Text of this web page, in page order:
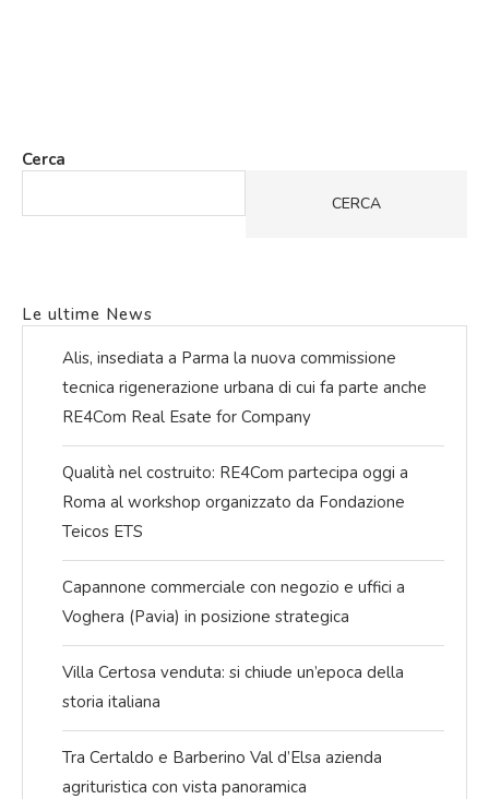
Cerca
CERCA
Le ultime News
Alis, insediata a Parma la nuova commissione
tecnica rigenerazione urbana di cui fa parte anche
RE4Com Real Esate for Company
Qualità nel costruito: RE4Com partecipa oggi a
Roma al workshop organizzato da Fondazione
Teicos ETS
Capannone commerciale con negozio e uffici a
Voghera (Pavia) in posizione strategica
Villa Certosa venduta: si chiude un’epoca della
storia italiana
Tra Certaldo e Barberino Val d’Elsa azienda
agrituristica con vista panoramica